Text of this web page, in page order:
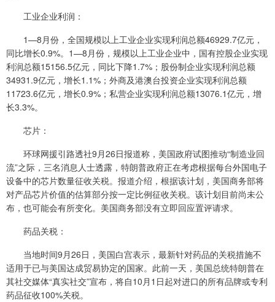
工业企业利润：
1—8月份，全国规模以上工业企业实现利润总额46929.7亿元，
同比增长0.9%。1—8月份，规模以上工业企业中，国有控股企业实现
利润总额15156.5亿元，同比下降1.7%；股份制企业实现利润总额
34931.9亿元，增长1.1%；外商及港澳台投资企业实现利润总额
11723.6亿元，增长0.9%；私营企业实现利润总额13076.1亿元，增
长3.3%。
芯片：
环球网援引路透社9月26日报道称，美国政府试图推动“制造业回
流”之际，三名消息人士透露，特朗普政府正在考虑根据每台外国电子
设备中的芯片数量征收关税。报道介绍，根据该计划，美国商务部将
对产品芯片价值的估算部分按一定比例征收关税。该计划目前尚未公
布，也可能会有所变化。美国商务部没有立即回应置评请求。
药品关税：
当地时间9月26日，美国白宫表示，最新针对药品的关税措施不
适用于已与美国达成贸易协定的国家。此前一天，美国总统特朗普在
其社交媒体“真实社交”宣布，将自10月1日起对进口的所有品牌或专利
药品征收100%关税。